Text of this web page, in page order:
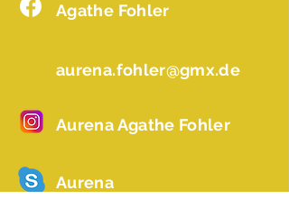
Agathe Fohler
aurena.fohler@gmx.de
Aurena Agathe Fohler
Aurena